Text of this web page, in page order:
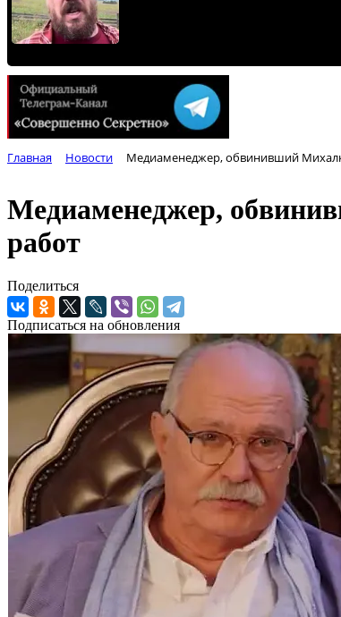
Главная Новости Медиаменеджер, обвинивший
Медиаменеджер,
работ
Поделиться
Подписаться на обновления